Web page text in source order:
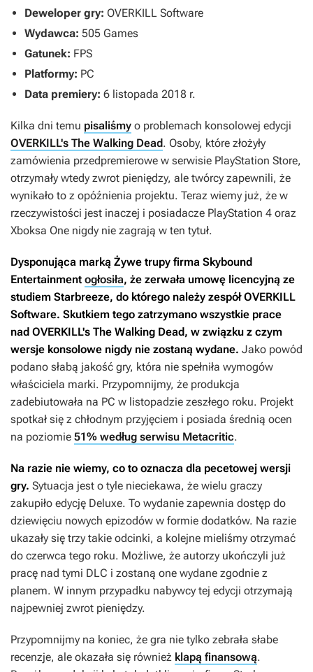
Deweloper gry: OVERKILL Software
Wydawca: 505 Games
Gatunek: FPS
Platformy: PC
Data premiery: 6 listopada 2018 r.
Kilka dni temu pisaliśmy o problemach konsolowej edycji
OVERKILL's The Walking Dead. Osoby, które złożyły
zamówienia przedpremierowe w serwisie PlayStation Store,
otrzymały wtedy zwrot pieniędzy, ale twórcy zapewnili, że
wynikało to z opóźnienia projektu. Teraz wiemy już, że w
rzeczywistości jest inaczej i posiadacze PlayStation 4 oraz
Xboksa One nigdy nie zagrają w ten tytuł.
Dysponująca marką Żywe trupy firma Skybound
Entertainment ogłosiła, że zerwała umowę licencyjną ze
studiem Starbreeze, do którego należy zespół OVERKILL
Software. Skutkiem tego zatrzymano wszystkie prace
nad OVERKILL's The Walking Dead, w związku z czym
wersje konsolowe nigdy nie zostaną wydane. Jako powód
podano słabą jakość gry, która nie spełniła wymogów
właściciela marki. Przypomnijmy, że produkcja
zadebiutowała na PC w listopadzie zeszłego roku. Projekt
spotkał się z chłodnym przyjęciem i posiada średnią ocen
na poziomie 51% według serwisu Metacritic.
Na razie nie wiemy, co to oznacza dla pecetowej wersji
gry. Sytuacja jest o tyle nieciekawa, że wielu graczy
zakupiło edycję Deluxe. To wydanie zapewnia dostęp do
dziewięciu nowych epizodów w formie dodatków. Na razie
ukazały się trzy takie odcinki, a kolejne mieliśmy otrzymać
do czerwca tego roku. Możliwe, że autorzy ukończyli już
pracę nad tymi DLC i zostaną one wydane zgodnie z
planem. W innym przypadku nabywcy tej edycji otrzymają
najpewniej zwrot pieniędzy.
Przypomnijmy na koniec, że gra nie tylko zebrała słabe
recenzje, ale okazała się również klapą finansową.